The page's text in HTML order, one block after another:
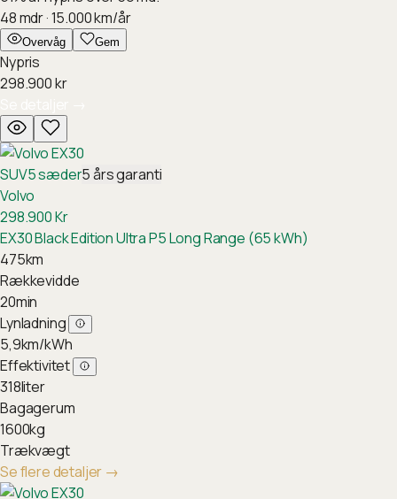
48mdr ·15.000km/år
Overvåg Gem
Nypris
298.900kr
SUV5sæder5års garanti
Volvo
298.900Kr
EX30 Black Edition Ultra P5 Long Range (65 kWh)
475km
Rækkevidde
20min
Lynladning
5,9km/kWh
Effektivitet
318liter
Bagagerum
1600kg
Trækvægt
Se flere detaljer →